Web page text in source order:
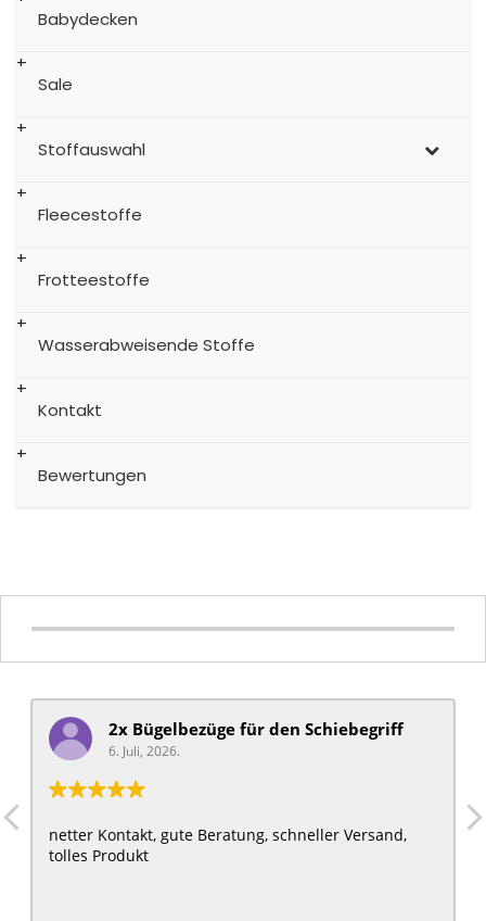
Babydecken
Sale
Stoffauswahl
Fleecestoffe
Frotteestoffe
Wasserabweisende Stoffe
Kontakt
Bewertungen
2x Bügelbezüge für ​den Schiebegriff
6. Juli, 2026.
netter Kontakt, gute Beratung, schneller Versand,
tolles Produkt